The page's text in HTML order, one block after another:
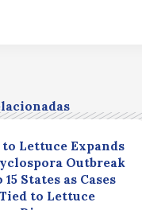
Lettuce Expands
Outbreak
States as Cases
to Lettuce